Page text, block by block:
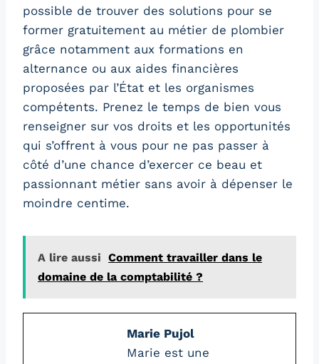
possible de trouver des solutions pour se
former gratuitement au métier de plombier
grâce notamment aux formations en
alternance ou aux aides financières
proposées par l’État et les organismes
compétents. Prenez le temps de bien vous
renseigner sur vos droits et les opportunités
qui s’offrent à vous pour ne pas passer à
côté d’une chance d’exercer ce beau et
passionnant métier sans avoir à dépenser le
moindre centime.
A lire aussi Comment travailler dans le
domaine de la comptabilité ?
Marie Pujol
Marie est une